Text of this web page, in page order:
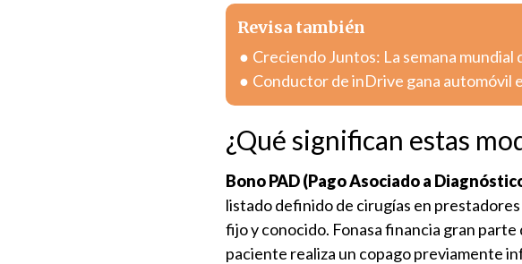
Revisa también
Creciendo Juntos: La semana mundial
Conductor de inDrive gana automóvil
¿Qué significan estas
Bono PAD (Pago Asociado a
listado definido de cirugías en
fijo y conocido. Fonasa financia gran
paciente realiza un copago previamente